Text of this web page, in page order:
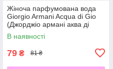
Жіноча парфумована вода
Giorgio Armani Acqua di Gio
(Джорджіо армані аква ді
джіо) 50 мл
В наявності
79 ₴ 81 ₴